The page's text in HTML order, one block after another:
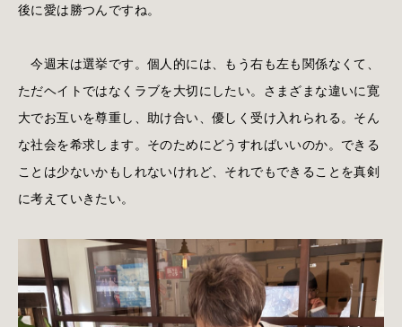
後に愛は勝つんですね。
今週末は選挙です。個人的には、もう右も左も関係なくて、
ただヘイトではなくラブを大切にしたい。さまざまな違いに寛
大でお互いを尊重し、助け合い、優しく受け入れられる。そん
な社会を希求します。そのためにどうすればいいのか。できる
ことは少ないかもしれないけれど、それでもできることを真剣
に考えていきたい。